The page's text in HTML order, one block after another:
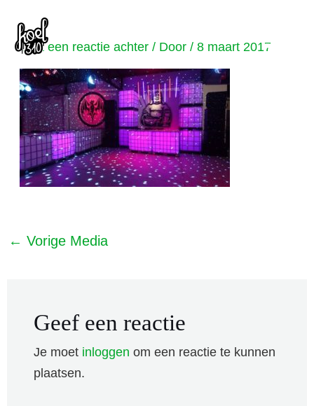
naar
inhoud
Laat een reactie achter / Door / 8 maart 2017
navigatie
← Vorige Media
Geef een reactie
Je moet inloggen om een reactie te kunnen
plaatsen.